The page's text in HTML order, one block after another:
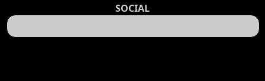
SOCIAL